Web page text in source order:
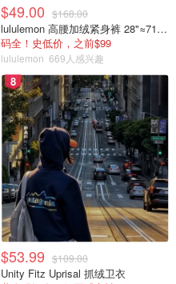
$49.00 $168.00
lululemon 高腰加绒紧身裤 28"≈71cm 5个口袋
码全！史低价，之前$99
lululemon 669人感兴趣
8
$53.99 $109.00
Unity Fitz Uprisal 抓绒卫衣